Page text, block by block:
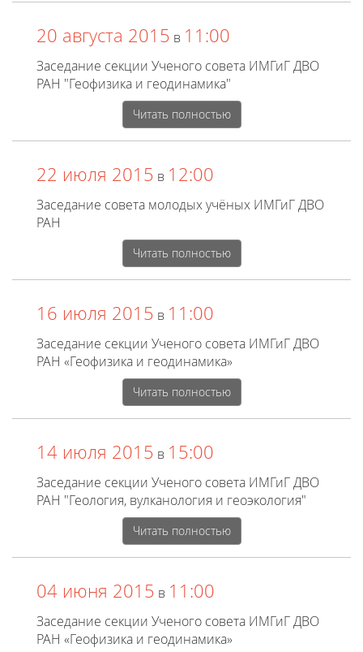
20 августа 2015 в 11:00
Заседание секции Ученого совета ИМГиГ ДВО
РАН "Геофизика и геодинамика"
Читать полностью
22 июля 2015 в 12:00
Заседание совета молодых учёных ИМГиГ ДВО
РАН
Читать полностью
16 июля 2015 в 11:00
Заседание секции Ученого совета ИМГиГ ДВО
РАН «Геофизика и геодинамика»
Читать полностью
14 июля 2015 в 15:00
Заседание секции Ученого совета ИМГиГ ДВО
РАН "Геология, вулканология и геоэкология"
Читать полностью
04 июня 2015 в 11:00
Заседание секции Ученого совета ИМГиГ ДВО
РАН «Геофизика и геодинамика»